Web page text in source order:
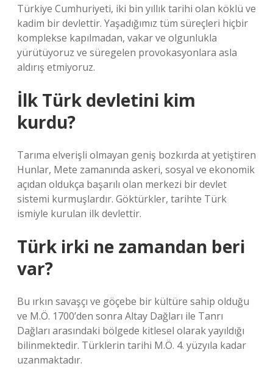
Türkiye Cumhuriyeti, iki bin yıllık tarihi olan köklü ve
kadim bir devlettir. Yaşadığımız tüm süreçleri hiçbir
komplekse kapılmadan, vakar ve olgunlukla
yürütüyoruz ve süregelen provokasyonlara asla
aldırış etmiyoruz.
İlk Türk devletini kim
kurdu?
Tarıma elverişli olmayan geniş bozkırda at yetiştiren
Hunlar, Mete zamanında askeri, sosyal ve ekonomik
açıdan oldukça başarılı olan merkezi bir devlet
sistemi kurmuşlardır. Göktürkler, tarihte Türk
ismiyle kurulan ilk devlettir.
Türk irki ne zamandan beri
var?
Bu ırkın savaşçı ve göçebe bir kültüre sahip olduğu
ve M.Ö. 1700’den sonra Altay Dağları ile Tanrı
Dağları arasındaki bölgede kitlesel olarak yayıldığı
bilinmektedir. Türklerin tarihi M.Ö. 4. yüzyıla kadar
uzanmaktadır.